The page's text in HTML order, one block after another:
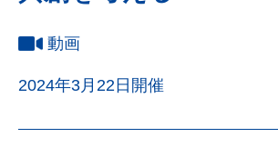
動画
2024年3月22日開催